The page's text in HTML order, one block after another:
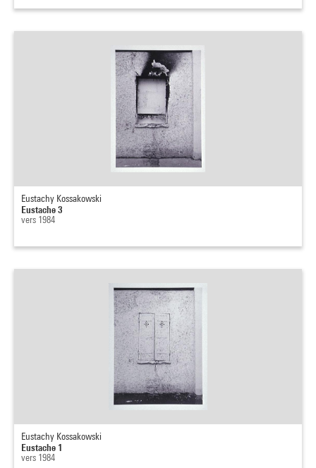
Eustachy Kossakowski
Eustache 3
vers 1984
Eustachy Kossakowski
Eustache 1
vers 1984